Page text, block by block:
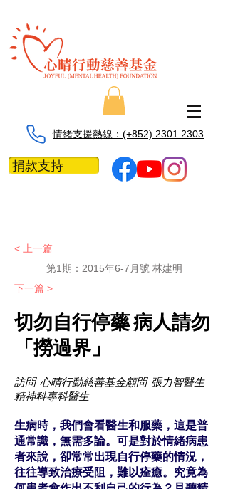
情緒支援熱線：​​(+852) 2301 2303
捐款支持
< 上一篇
第1期： 2015年6-7月號 林建明
下一篇 >
切勿自行停藥 病人請勿
「撈過界」
訪問 心晴行動慈善基金顧問 張力智醫生
精神科專科醫生
生病時，我們會看醫生和服藥，這是普
通常識，無需多論。可是對於情緒病患
者來說，卻常常出現自行停藥的情況，
往往導致治療受阻，難以痊癒。究竟為